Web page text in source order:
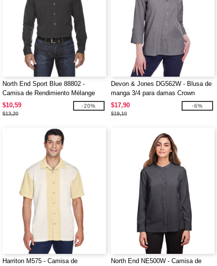
North End Sport Blue 88802 -
Camisa de Rendimiento Mélange
$10,59
$13,20
-20%
Devon & Jones DG562W - Blusa de
manga 3/4 para damas Crown
Collection Stretch Pinpoint
Chambray
$17,90
$19,10
-6%
Harriton M575 - Camisa de
North End NE500W - Camisa de